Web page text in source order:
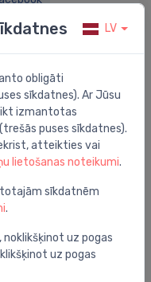
LV
obligāti
sīkdatnes). Ar Jūsu
izmantotas
puses sīkdatnes).
atteikties vai
lietošanas noteikumi.
sīkdatnēm
.
uz pogas
uz pogas